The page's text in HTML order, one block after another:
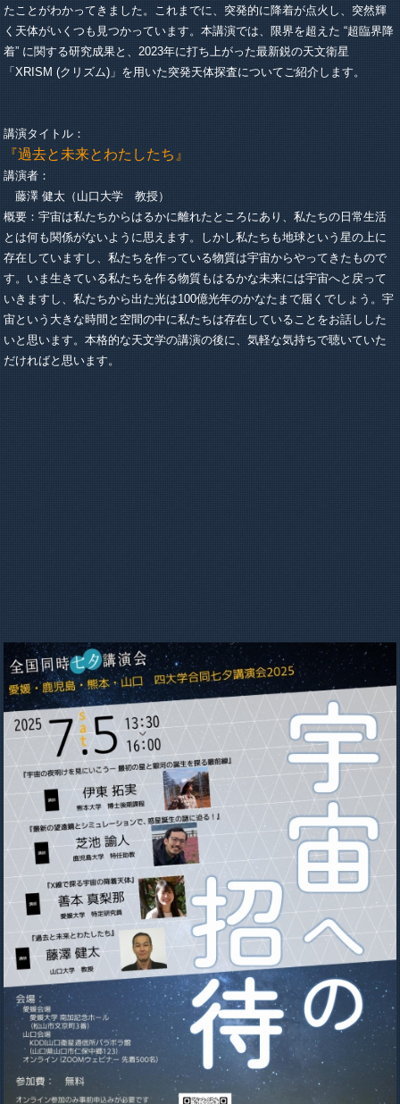
たことがわかってきました。これまでに、突発的に降着が点火し、突然輝
く天体がいくつも見つかっています。本講演では、限界を超えた “超臨界降
着” に関する研究成果と、2023年に打ち上がった最新鋭の天文衛星
「XRISM (クリズム)」を用いた突発天体探査についてご紹介します。
講演タイトル：
『過去と未来とわたしたち』
講演者：
藤澤 健太（山口大学 教授）
概要：宇宙は私たちからはるかに離れたところにあり、私たちの日常生活
とは何も関係がないように思えます。しかし私たちも地球という星の上に
存在していますし、私たちを作っている物質は宇宙からやってきたもので
す。いま生きている私たちを作る物質もはるかな未来には宇宙へと戻って
いきますし、私たちから出た光は100億光年のかなたまで届くでしょう。宇
宙という大きな時間と空間の中に私たちは存在していることをお話しした
いと思います。本格的な天文学の講演の後に、気軽な気持ちで聴いていた
だければと思います。